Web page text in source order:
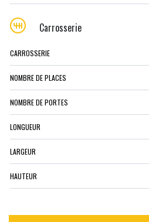
Carrosserie
CARROSSERIE
NOMBRE DE PLACES
NOMBRE DE PORTES
LONGUEUR
LARGEUR
HAUTEUR